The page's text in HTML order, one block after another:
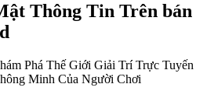
Thông Tin Trên bán